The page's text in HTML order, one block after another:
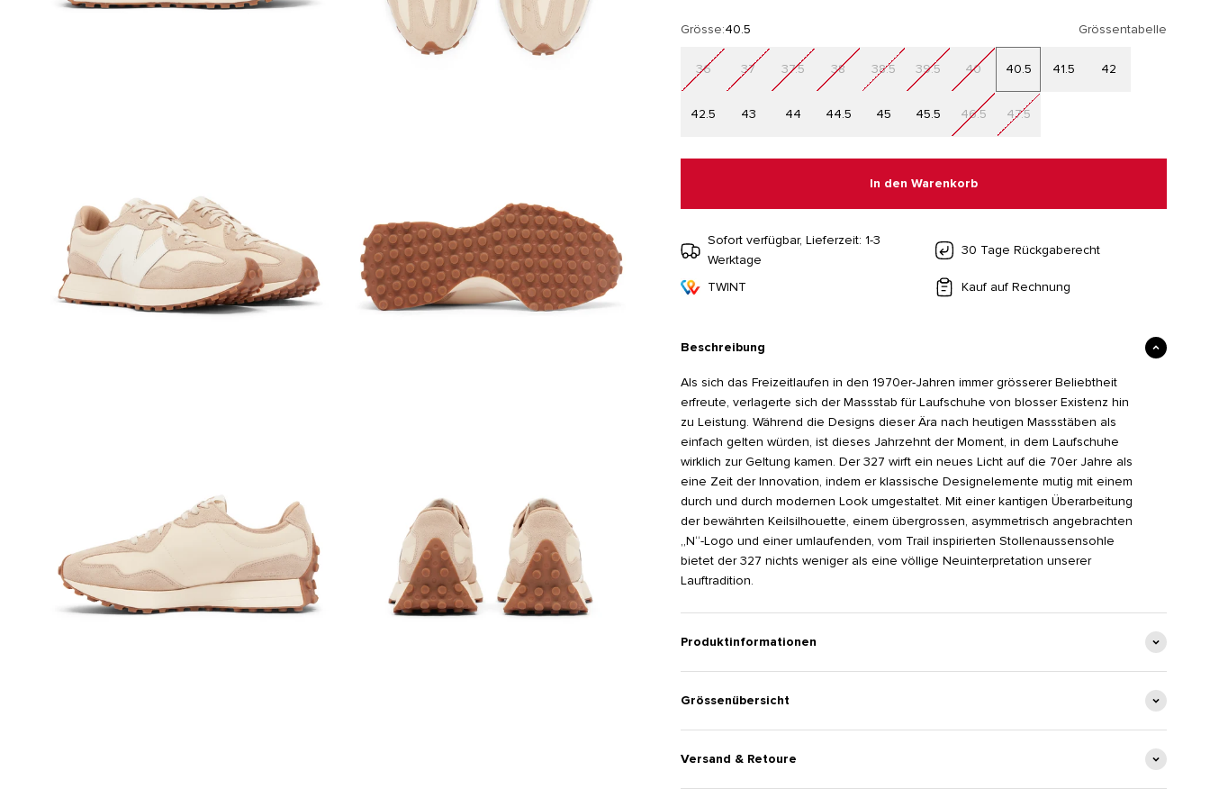
Grösse:40.5 Grössentabelle
36 37 37.5 38 38.5 39.5 40 40.5 41.5 42
42.5 43 44 44.5 45 45.5 46.5 47.5
In den Warenkorb
Sofort verfügbar, Lieferzeit: 1-3
Werktage
30 Tage Rückgaberecht
TWINT Kauf auf Rechnung
Beschreibung
Als sich das Freizeitlaufen in den 1970er-Jahren immer grösserer Beliebtheit
erfreute, verlagerte sich der Massstab für Laufschuhe von blosser Existenz hin
zu Leistung. Während die Designs dieser Ära nach heutigen Massstäben als
einfach gelten würden, ist dieses Jahrzehnt der Moment, in dem Laufschuhe
wirklich zur Geltung kamen. Der 327 wirft ein neues Licht auf die 70er Jahre als
eine Zeit der Innovation, indem er klassische Designelemente mutig mit einem
durch und durch modernen Look umgestaltet. Mit einer kantigen Überarbeitung
der bewährten Keilsilhouette, einem übergrossen, asymmetrisch angebrachten
„N“-Logo und einer umlaufenden, vom Trail inspirierten Stollenaussensohle
bietet der 327 nichts weniger als eine völlige Neuinterpretation unserer
Lauftradition.
Produktinformationen
Grössenübersicht
Versand & Retoure